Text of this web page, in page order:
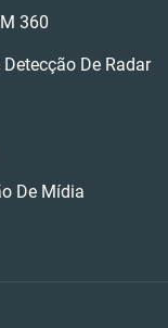
360
De Radar
De Mídia